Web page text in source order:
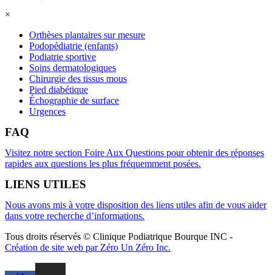
×
Orthèses plantaires sur mesure
Podopédiatrie (enfants)
Podiatrie sportive
Soins dermatologiques
Chirurgie des tissus mous
Pied diabétique
Échographie de surface
Urgences
FAQ
Visitez notre section Foire Aux Questions pour obtenir des réponses
rapides aux questions les plus fréquemment posées.
LIENS UTILES
Nous avons mis à votre disposition des liens utiles afin de vous aider
dans votre recherche d’informations.
Tous droits réservés © Clinique Podiatrique Bourque INC -
Création de site web par Zéro Un Zéro Inc.